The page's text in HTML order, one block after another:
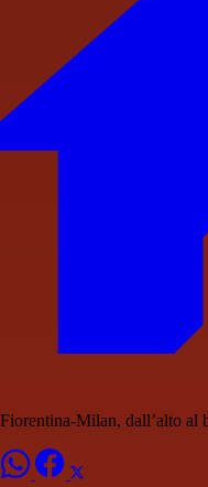
Fiorentina-Milan, dall’alto al